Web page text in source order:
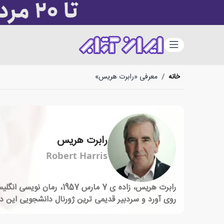
دسته‌بندی
خانه / معرفی «رابرت هریس»
رابرت هریس
Robert Harris
رابرت هریس، زاده ی 7
روی آورد و سردبیر قدیمی ترین ژورنال دانشجویی این دانشگاه